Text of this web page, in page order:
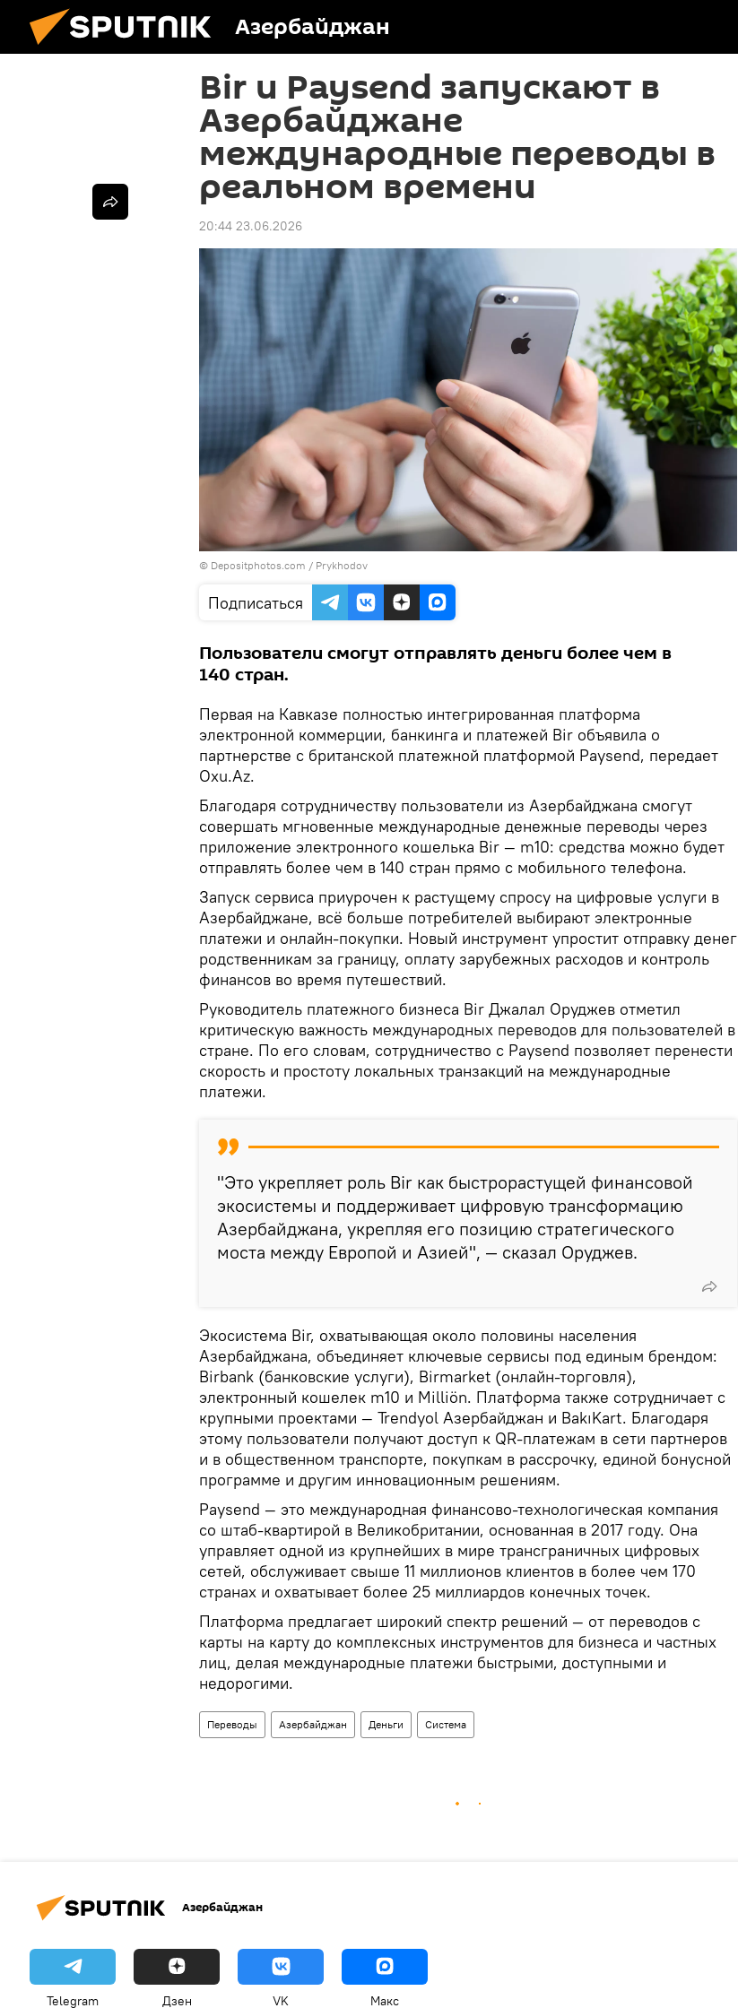
Азербайджан
Bir и Paysend запускают в
Азербайджане
международные переводы в
реальном времени
20:44 23.06.2026
© Depositphotos.com / Prykhodov
Подписаться
Пользователи смогут отправлять деньги более чем в
140 стран.
Первая на Кавказе полностью интегрированная платформа
электронной коммерции, банкинга и платежей Bir объявила о
партнерстве с британской платежной платформой Paysend, передает
Oxu.Az.
Благодаря сотрудничеству пользователи из Азербайджана смогут
совершать мгновенные международные денежные переводы через
приложение электронного кошелька Bir — m10: средства можно будет
отправлять более чем в 140 стран прямо с мобильного телефона.
Запуск сервиса приурочен к растущему спросу на цифровые услуги в
Азербайджане, всё больше потребителей выбирают электронные
платежи и онлайн‑покупки. Новый инструмент упростит отправку денег
родственникам за границу, оплату зарубежных расходов и контроль
финансов во время путешествий.
Руководитель платежного бизнеса Bir Джалал Оруджев отметил
критическую важность международных переводов для пользователей в
стране. По его словам, сотрудничество с Paysend позволяет перенести
скорость и простоту локальных транзакций на международные
платежи.
"Это укрепляет роль Bir как быстрорастущей финансовой
экосистемы и поддерживает цифровую трансформацию
Азербайджана, укрепляя его позицию стратегического
моста между Европой и Азией", — сказал Оруджев.
Экосистема Bir, охватывающая около половины населения
Азербайджана, объединяет ключевые сервисы под единым брендом:
Birbank (банковские услуги), Birmarket (онлайн‑торговля),
электронный кошелек m10 и Milliön. Платформа также сотрудничает с
крупными проектами — Trendyol Азербайджан и BakıKart. Благодаря
этому пользователи получают доступ к QR‑платежам в сети партнеров
и в общественном транспорте, покупкам в рассрочку, единой бонусной
программе и другим инновационным решениям.
Paysend — это международная финансово-технологическая компания
со штаб-квартирой в Великобритании, основанная в 2017 году. Она
управляет одной из крупнейших в мире трансграничных цифровых
сетей, обслуживает свыше 11 миллионов клиентов в более чем 170
странах и охватывает более 25 миллиардов конечных точек.
Платформа предлагает широкий спектр решений — от переводов с
карты на карту до комплексных инструментов для бизнеса и частных
лиц, делая международные платежи быстрыми, доступными и
недорогими.
Переводы Азербайджан Деньги Система
Азербайджан
Telegram Дзен VK Макс